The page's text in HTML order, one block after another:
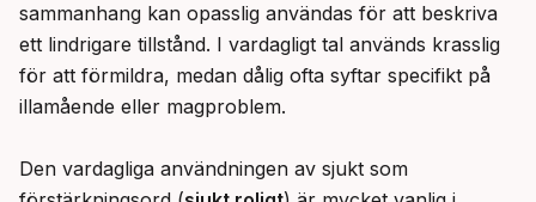
sammanhang kan opasslig användas för att beskriva
ett lindrigare tillstånd. I vardagligt tal används krasslig
för att förmildra, medan dålig ofta syftar specifikt på
illamående eller magproblem.
Den vardagliga användningen av sjukt som